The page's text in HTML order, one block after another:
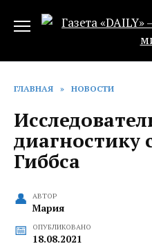
ГЛАВНАЯ » НОВОСТИ
диагностику
Гиббса
АВТОР
Мария
ОПУБЛИКОВАНО
18.08.2021